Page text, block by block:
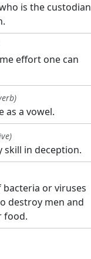
is the custodian
effort one can
as a vowel.
skill in deception.
bacteria or viruses
destroy men and
food.